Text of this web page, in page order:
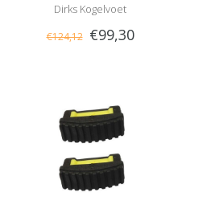
Dirks Kogelvoet
€124,12 €99,30